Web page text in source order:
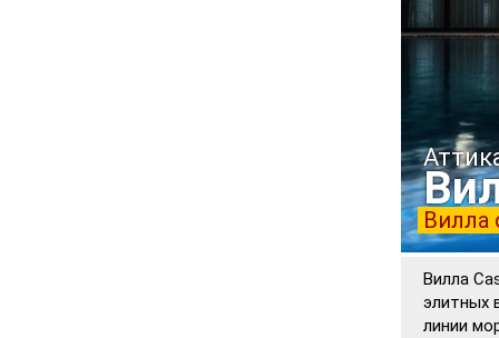
Вилла
Вилла
элитных
линии